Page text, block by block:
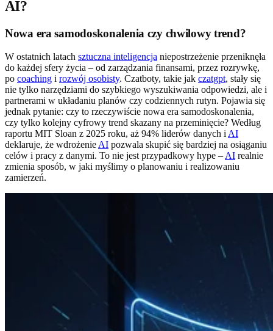
AI?
Nowa era samodoskonalenia czy chwilowy trend?
W ostatnich latach sztuczna inteligencja niepostrzeżenie przeniknęła
do każdej sfery życia – od zarządzania finansami, przez rozrywkę,
po coaching i rozwój osobisty. Czatboty, takie jak czatgpt, stały się
nie tylko narzędziami do szybkiego wyszukiwania odpowiedzi, ale i
partnerami w układaniu planów czy codziennych rutyn. Pojawia się
jednak pytanie: czy to rzeczywiście nowa era samodoskonalenia,
czy tylko kolejny cyfrowy trend skazany na przeminięcie? Według
raportu MIT Sloan z 2025 roku, aż 94% liderów danych i AI
deklaruje, że wdrożenie AI pozwala skupić się bardziej na osiąganiu
celów i pracy z danymi. To nie jest przypadkowy hype – AI realnie
zmienia sposób, w jaki myślimy o planowaniu i realizowaniu
zamierzeń.